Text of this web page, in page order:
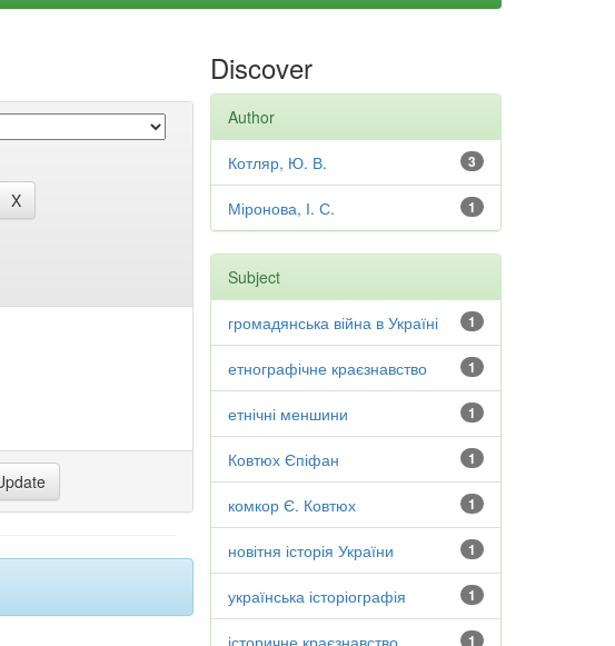
Discover
Author
3
Котляр, Ю. В.
1
Міронова, І. С.
Subject
1
громадянська війна в Україні
1
етнографічне краєзнавство
1
етнічні меншини
1
Ковтюх Єпіфан
1
комкор Є. Ковтюх
1
новітня історія України
1
українська історіографія
1
історичне краєзнавство